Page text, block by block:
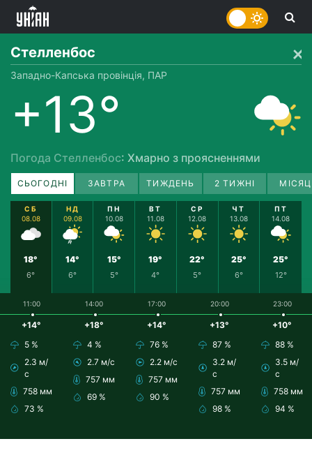
Стелленбос
Западно-Капська провінція, ПАР
+13°
Погода Стелленбос: Хмарно з проясненнями
СЬОГОДНІ ЗАВТРА ТИЖДЕНЬ 2 ТИЖНІ
СБ
08.08
18°
6°
НД
09.08
14°
6°
ПН
10.08
15°
5°
ВТ
11.08
19°
4°
СР
12.08
22°
5°
ЧТ
13.08
25°
6°
ПТ
14.08
25°
12°
11:00
+14°
5 %
2.3 м/
с
758 мм
73 %
14:00
+18°
4 %
2.7 м/с
757 мм
69 %
17:00
+14°
76 %
2.2 м/с
757 мм
90 %
20:00
+13°
87 %
3.2 м/
с
757 мм
98 %
23:00
+10°
88 %
3.5 м/
с
758 мм
94 %